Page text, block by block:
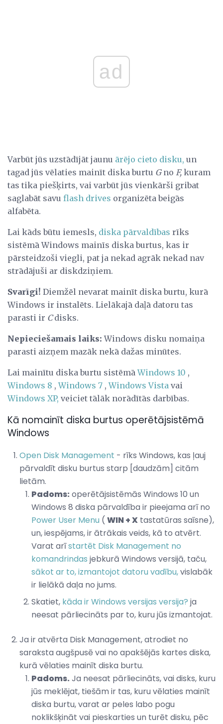
ad
Varbūt jūs uzstādījāt jaunu ārējo cieto disku, un
tagad jūs vēlaties mainīt diska burtu Gno F, kuram
tas tika piešķirts, vai varbūt jūs vienkārši gribat
saglabāt savu flash drives organizēta beigās
alfabēta.
Lai kāds būtu iemesls, diska pārvaldības rīks
sistēmā Windows mainīs diska burtus, kas ir
pārsteidzoši viegli, pat ja nekad agrāk nekad nav
strādājuši ar diskdziņiem.
Svarīgi! Diemžēl nevarat mainīt diska burtu, kurā
Windows ir instalēts. Lielākajā daļā datoru tas
parasti ir Cdisks.
Nepieciešamais laiks: Windows disku nomaiņa
parasti aizņem mazāk nekā dažas minūtes.
Lai mainītu diska burtu sistēmāWindows 10 ,
Windows 8 ,Windows 7 ,Windows Vista vai
Windows XP, veiciet tālāk norādītās darbības.
Kā nomainīt diska burtus operētājsistēmā
Windows
Open Disk Management - rīks Windows, kas ļauj
pārvaldīt disku burtus starp [daudzām] citām
lietām.
Padoms: operētājsistēmās Windows 10 un
Windows 8 diska pārvaldība ir pieejama arī no
Power User Menu ( WIN + X tastatūras saīsne),
un, iespējams, ir ātrākais veids, kā to atvērt.
Varat arīstartēt Disk Management no
komandrindas jebkurā Windows versijā, taču,
sākot ar to, izmantojot datoru vadību,vislabāk
ir lielākā daļa no jums.
Skatiet, kāda ir Windows versijas versija? ja
neesat pārliecināts par to, kuru jūs izmantojat.
Ja ir atvērta Disk Management, atrodiet no
saraksta augšpusē vai no apakšējās kartes diska,
kurā vēlaties mainīt diska burtu.
Padoms. Ja neesat pārliecināts, vai disks, kuru
jūs meklējat, tiešām ir tas, kuru vēlaties mainīt
diska burtu, varat ar peles labo pogu
noklikšķināt vai pieskarties un turēt disku, pēc